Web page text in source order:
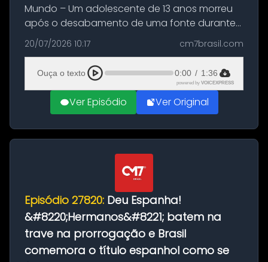
Mundo – Um adolescente de 13 anos morreu
após o desabamento de uma fonte durante
as comemorações pelo título da Copa do
Mundo conquistado pela Espanha, em
Ciudad Rodrigo, na província de Salamanca,
no...
20/07/2026 10:17 cm7brasil.com
Ouça o texto 0:00 / 1:36
powered by VOICEXPRESS
Ver Episódio Ver Original
Episódio 27820: Deu Espanha!
&#8220;Hermanos&#8221; batem na
trave na prorrogação e Brasil
comemora o título espanhol como se